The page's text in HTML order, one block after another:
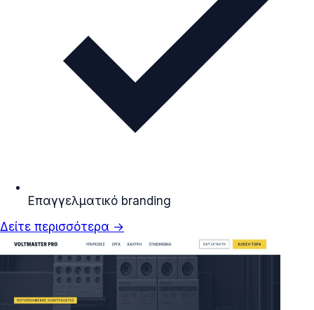
Επαγγελματικό branding
Δείτε περισσότερα →